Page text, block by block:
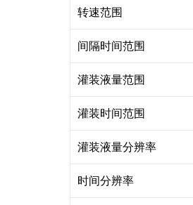
转速范围
间隔时间范围
灌装液量范围
灌装时间范围
灌装液量分辨率
时间分辨率